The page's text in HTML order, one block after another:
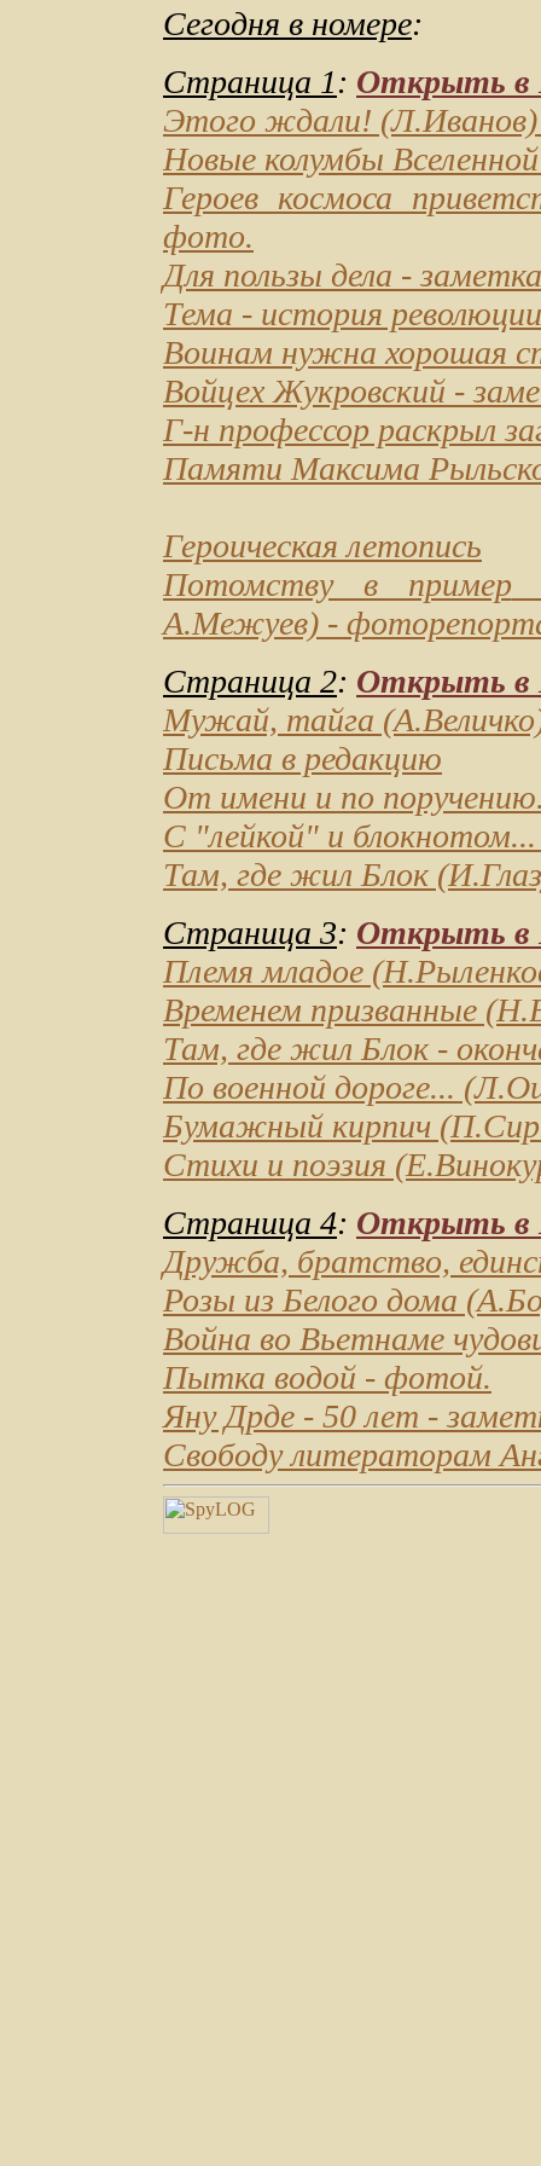
Сегодня в номере:
Страница 1: Открыть в
Этого ждали!
Новые колумбы Вселенной
Героев космоса
фото.
Для пользы дела -
Тема - история революции
Воинам нужна хорошая
Войцех Жукровский -
Г-н профессор раскрыл
Памяти Максима
Героическая летопись
Потомству в пример
А.Межуев) -
Страница 2: Открыть в
Мужай, тайга
Письма в редакцию
От имени и по
С "лейкой" и блокнотом...
Там, где жил Блок
Страница 3: Открыть в
Племя младое
Временем призванные
Там, где жил Блок -
По военной дороге...
Бумажный кирпич
Стихи и поэзия
Страница 4: Открыть в
Дружба, братство,
Розы из Белого дома
Война во Вьетнаме
Пытка водой - фотой.
Яну Дрде - 50 лет -
Свободу литераторам